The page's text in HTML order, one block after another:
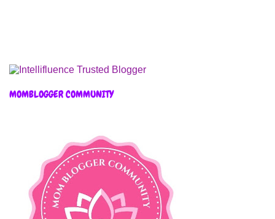
MOMBLOGGER COMMUNITY